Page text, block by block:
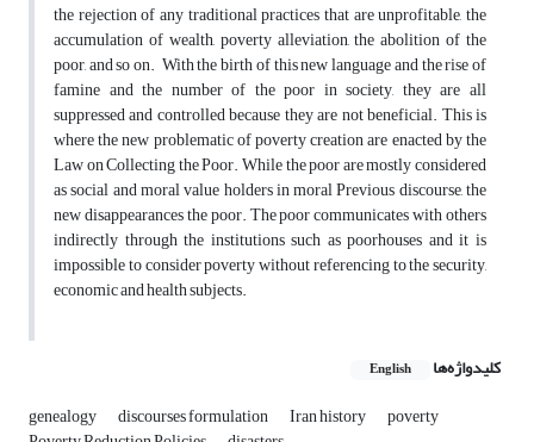
the rejection of any traditional practices that are unprofitable, the
accumulation of wealth, poverty alleviation, the abolition of the
poor, and so on. With the birth of this new language and the rise of
famine and the number of the poor in society, they are all
suppressed and controlled because they are not beneficial. This is
where the new problematic of poverty creation are enacted by the
Law on Collecting the Poor. While the poor are mostly considered
as social and moral value holders in moral Previous discourse, the
new disappearances the poor. The poor communicates with others
indirectly through the institutions such as poorhouses and it is
impossible to consider poverty without referencing to the security,
economic and health subjects.
کلیدواژه‌ها English
genealogy discourses formulation Iran history poverty